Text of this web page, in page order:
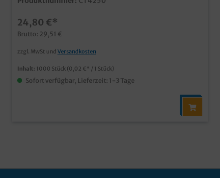
Fingerfood usw. angenehmes Feuchttuch ohne
auch individuell bedruckbar
24,80 €*
Brutto: 29,51 €
zzgl. MwSt und Versandkosten
Inhalt: 1000 Stück (0,02 €* / 1 Stück)
Sofort verfügbar, Lieferzeit: 1-3 Tage